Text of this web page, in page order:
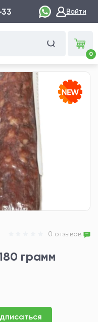
Войти
0
0 отзывов
грамм